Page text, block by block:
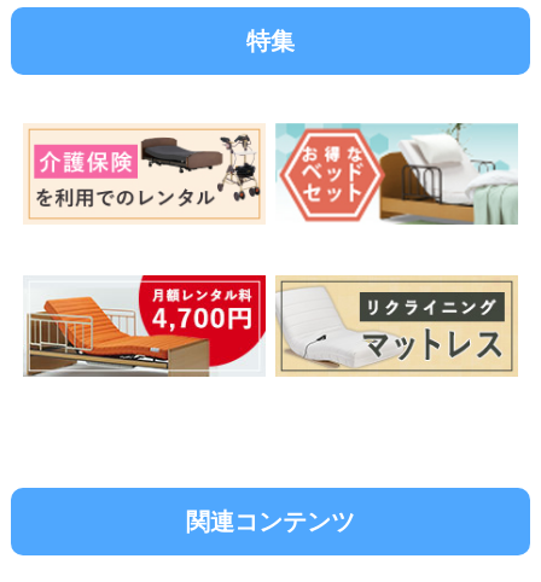
特集
関連コンテンツ